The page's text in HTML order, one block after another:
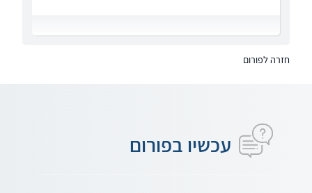
חזרה לפורום
עכשיו בפורום